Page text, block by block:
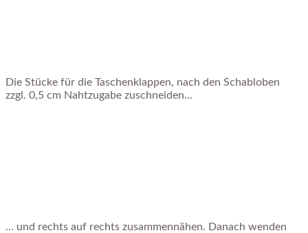
Die Stücke für die Taschenklappen, nach den Schabloben
zzgl. 0,5 cm Nahtzugabe zuschneiden…
… und rechts auf rechts zusammennähen. Danach wenden